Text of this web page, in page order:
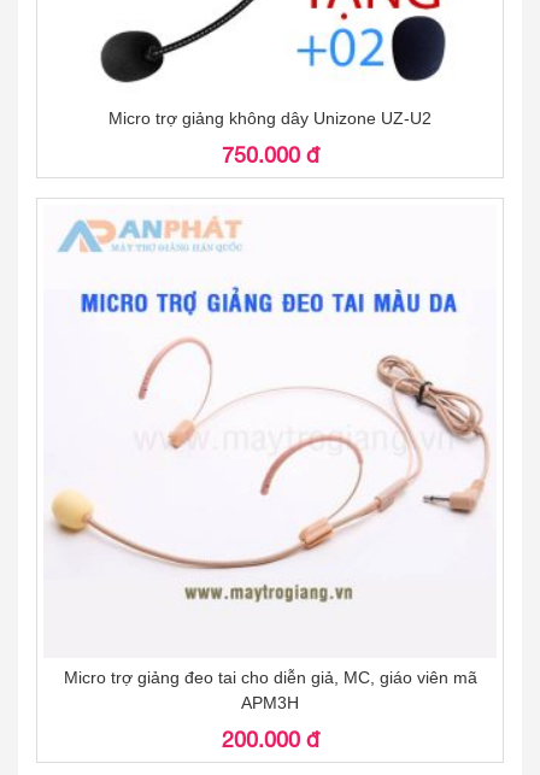
Micro trợ giảng không dây Unizone UZ-U2
750.000 đ
Micro trợ giảng đeo tai cho diễn giả, MC, giáo viên mã
APM3H
200.000 đ